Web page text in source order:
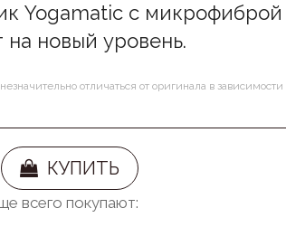
Yogamatic с микрофиброй
на новый уровень.
отличаться от оригинала в
КУПИТЬ
всего покупают: